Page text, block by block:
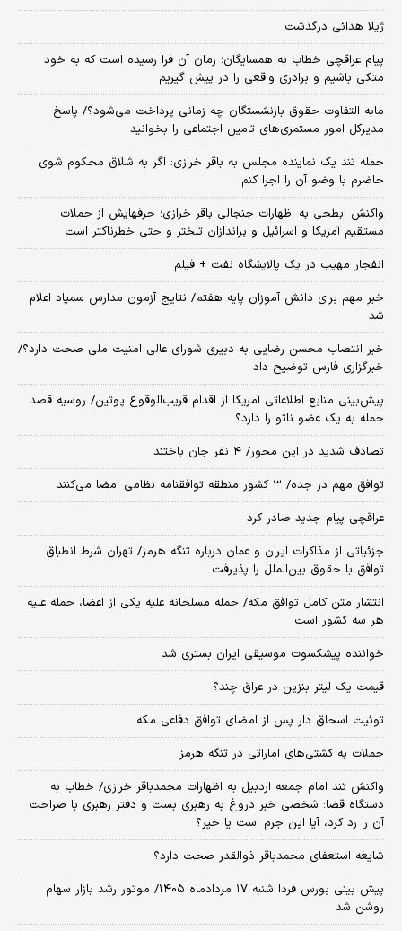
ژیلا هدائی درگذشت
پیام عراقچی خطاب به همسایگان؛ زمان آن فرا رسیده است که به خود
متکی باشیم و برادری واقعی را در پیش گیریم
مابه التفاوت حقوق بازنشستگان چه زمانی پرداخت می‌شود؟/ پاسخ
مدیرکل امور مستمری‌های تامین اجتماعی را بخوانید
حمله تند یک نماینده مجلس به باقر خرازی: اگر به شلاق محکوم شوی
حاضرم با وضو آن را اجرا کنم
واکنش ابطحی به اظهارات جنجالی باقر خرازی؛ حرفهایش از حملات
مستقیم آمریکا و اسرائیل و براندازان تلختر و حتی خطرناکتر است
انفجار مهیب در یک پالایشگاه نفت + فیلم
خبر مهم برای دانش آموزان پایه هفتم/ نتایج آزمون مدارس سمپاد اعلام
شد
خبر انتصاب محسن رضایی به دبیری شورای عالی امنیت ملی صحت دارد؟/
خبرگزاری فارس توضیح داد
پیش‌بینی منابع اطلاعاتی آمریکا از اقدام قریب‌الوقوع پوتین/ روسیه قصد
حمله به یک عضو ناتو را دارد؟
تصادف شدید در این محور/ ۴ نفر جان باختند
توافق مهم در جده/ ۳ کشور منطقه توافقنامه نظامی امضا می‌کنند
عراقچی پیام جدید صادر کرد
جزئیاتی از مذاکرات ایران و عمان درباره تنگه هرمز/ تهران شرط انطباق
توافق با حقوق بین‌الملل را پذیرفت
انتشار متن کامل توافق مکه/ حمله مسلحانه علیه یکی از اعضا، حمله علیه
هر سه کشور است
خواننده پیشکسوت موسیقی ایران بستری شد
قیمت یک لیتر بنزین در عراق چند؟
توئیت اسحاق دار پس از امضای توافق دفاعی مکه
حملات به کشتی‌های اماراتی در تنگه هرمز
واکنش تند امام جمعه اردبیل به اظهارات محمدباقر خرازی/ خطاب به
دستگاه قضا: شخصی خبر دروغ به رهبری بست و دفتر رهبری با صراحت
آن را رد کرد، آیا این جرم است یا خیر؟
شایعه استعفای محمدباقر ذوالقدر صحت دارد؟
پیش بینی بورس فردا شنبه ۱۷ مردادماه ۱۴۰۵/ موتور رشد بازار سهام
روشن شد